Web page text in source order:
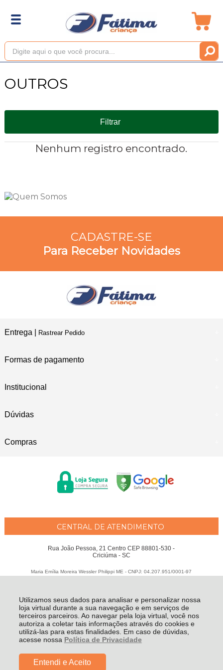
Utilizamos seus dados para analisar e personalizar nossa
loja virtual durante a sua navegação e em serviços de
terceiros parceiros. Ao navegar pela loja virtual, você nos
autoriza a coletar tais informações através do cookies e
utilizá-las para estas finalidades. Em caso de dúvidas,
acesse nossa Política de Privacidade
Entendi e Aceito
OUTROS
Filtrar
Nenhum registro encontrado.
CADASTRE-SE
Para Receber Novidades
Entrega | Rastrear Pedido
Formas de pagamento
Institucional
Dúvidas
Compras
CENTRAL DE ATENDIMENTO
Rua João Pessoa, 21 Centro CEP 88801-530 -
Criciúma - SC
Maria Emília Moreira Wessler Philippi ME - CNPJ: 04.207.951/0001-97